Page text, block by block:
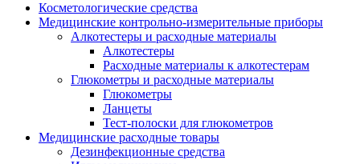
Косметологические средства
Медицинские контрольно-измерительные приборы
Алкотестеры и расходные материалы
Алкотестеры
Расходные материалы к алкотестерам
Глюкометры и расходные материалы
Глюкометры
Ланцеты
Тест-полоски для глюкометров
Медицинские расходные товары
Дезинфекционные средства